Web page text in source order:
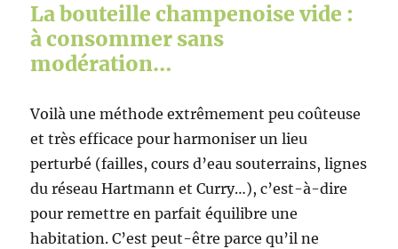
La bouteille champenoise vide :
à consommer sans
modération…
Voilà une méthode extrêmement peu coûteuse
et très efficace pour harmoniser un lieu
perturbé (failles, cours d’eau souterrains, lignes
du réseau Hartmann et Curry…), c’est-à-dire
pour remettre en parfait équilibre une
habitation. C’est peut-être parce qu’il ne